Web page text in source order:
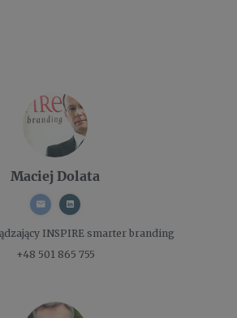
Maciej Dolata
INSPIRE smarter branding
+48 501 865 755